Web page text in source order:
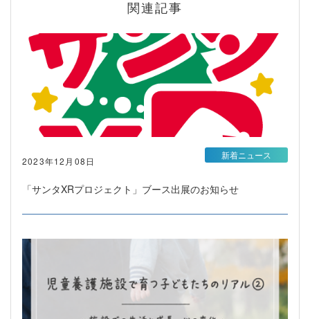
関連記事
2023年12月08日
「サンタXRプロジェクト」ブース出展のお知らせ
新着ニュース